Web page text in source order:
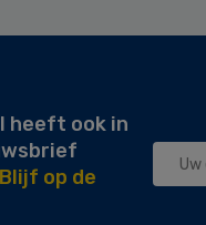
heeft ook in
Blijf op de